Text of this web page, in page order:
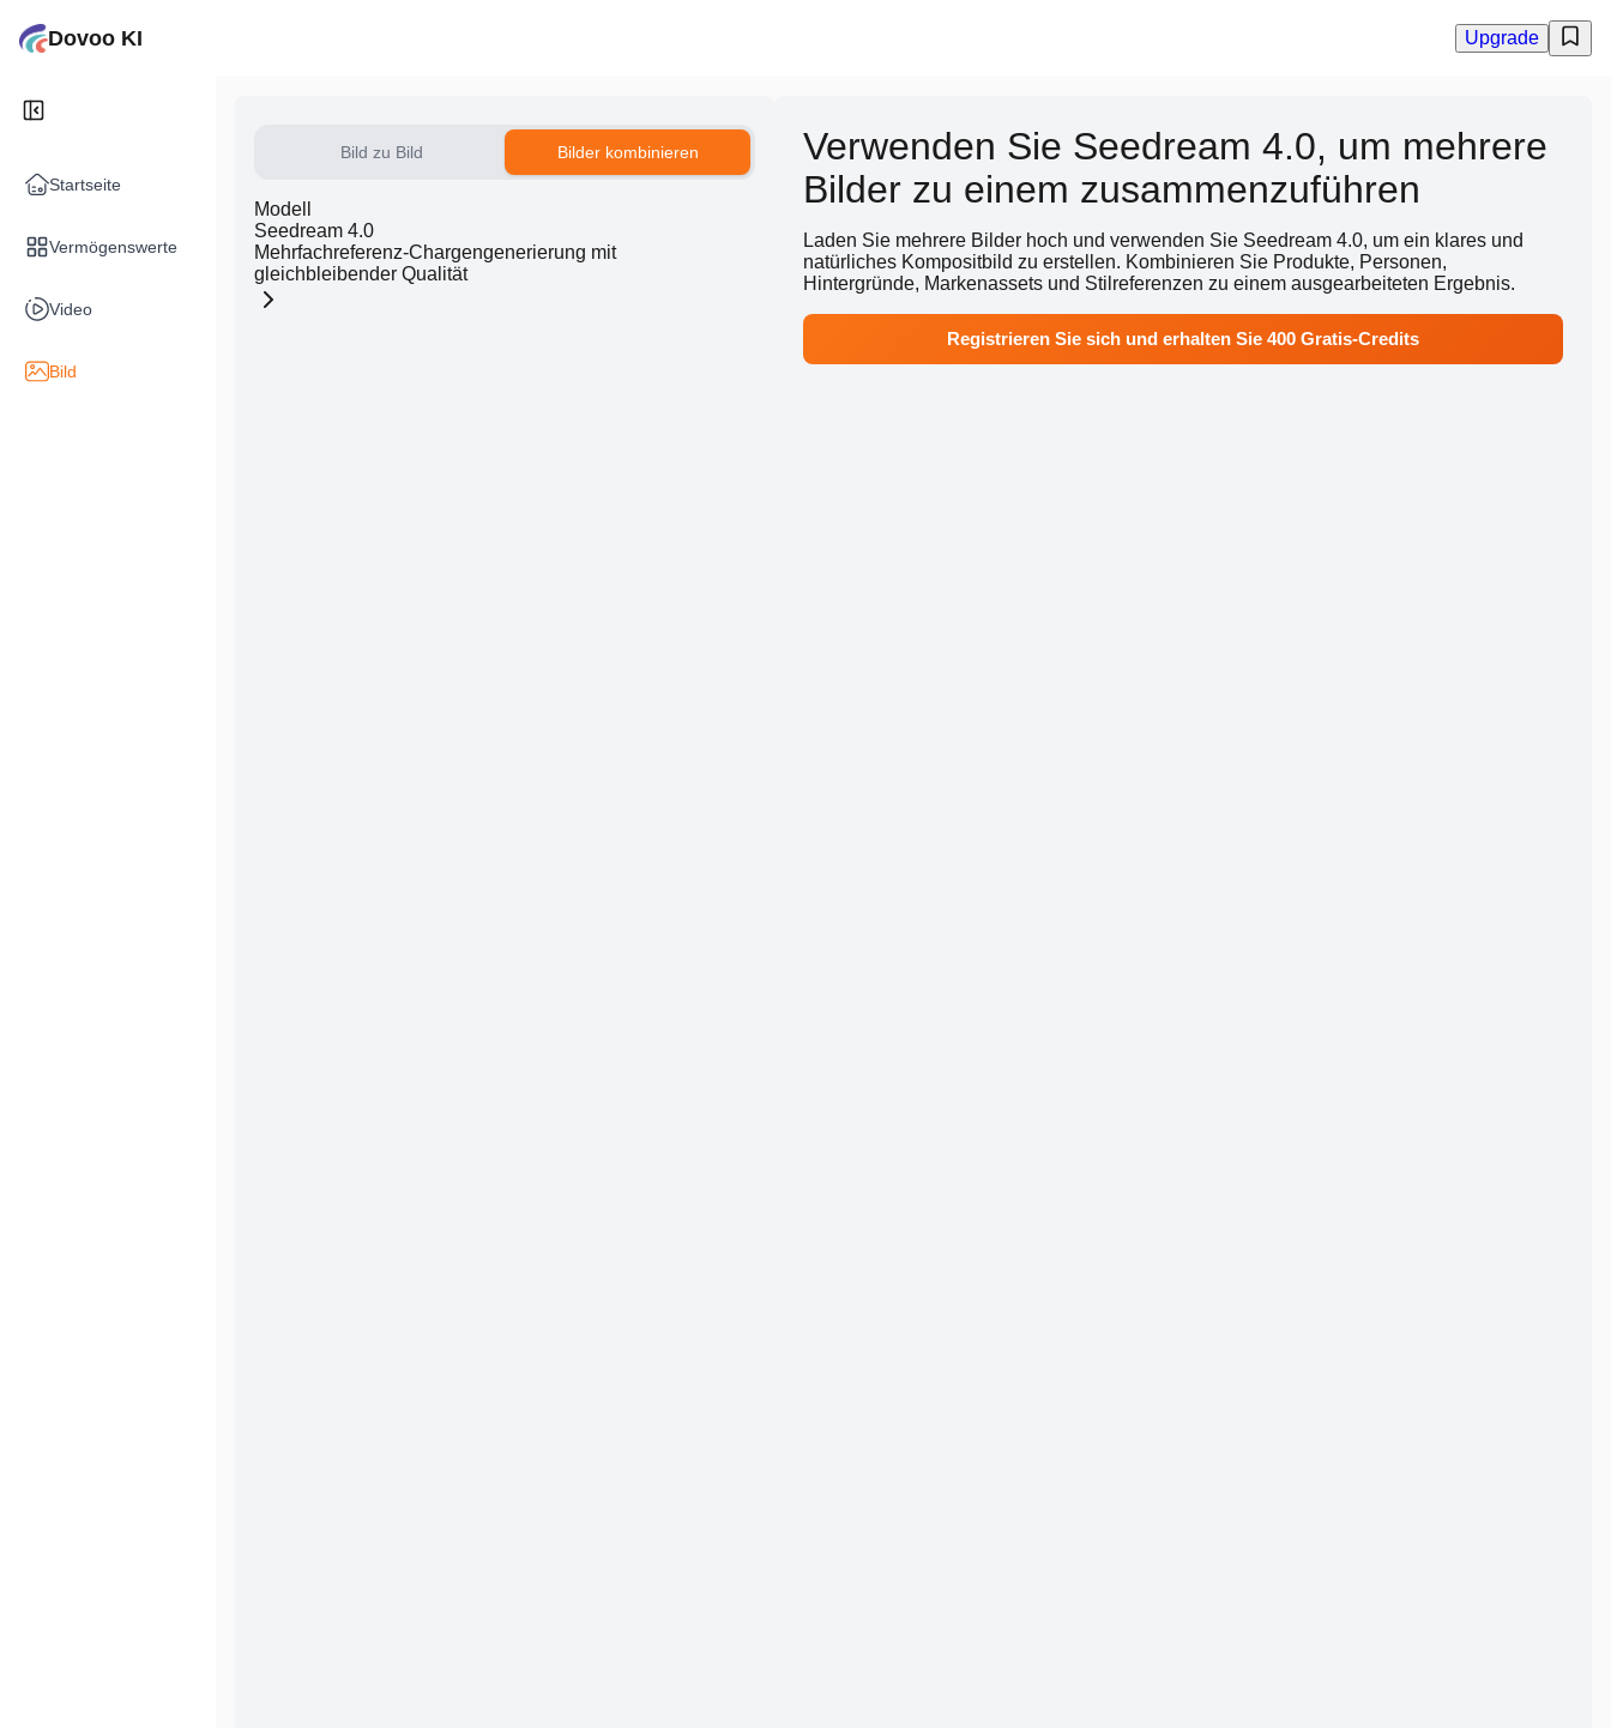
Dovoo KI Upgrade
Startseite
Vermögenswerte
Video
Bild
Bild zu Bild Bilder kombinieren
Modell
Seedream 4.0
Mehrfachreferenz-Chargengenerierung mit
gleichbleibender Qualität
Verwenden Sie Seedream 4.0, um mehrere
Bilder zu einem zusammenzuführen
Laden Sie mehrere Bilder hoch und verwenden Sie Seedream 4.0, um ein klares und
natürliches Kompositbild zu erstellen. Kombinieren Sie Produkte, Personen,
Hintergründe, Markenassets und Stilreferenzen zu einem ausgearbeiteten Ergebnis.
Registrieren Sie sich und erhalten Sie 400 Gratis-Credits